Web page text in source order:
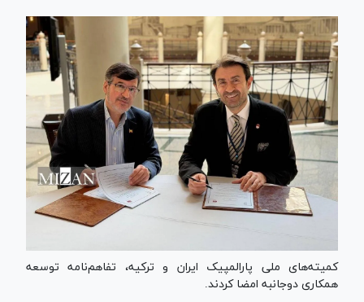
کمیته‌های ملی پارالمپیک ایران و ترکیه، تفاهم‌نامه توسعه
همکاری دوجانبه امضا کردند.